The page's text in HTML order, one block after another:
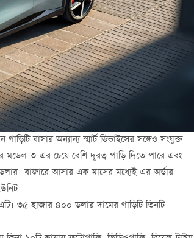
বাসার অন্যান্য স্মার্ট ডিভাইসের সঙ্গেও সংযুক্ত
৩-এর চেয়ে বেশি দূরত্ব পাড়ি দিতে পারে এবং
বাজারে আসার এক মাসের মধ্যেই এর অর্ডার
৩৫ হাজার ৪০০ ডলার দামের গাড়িটি তিনটি